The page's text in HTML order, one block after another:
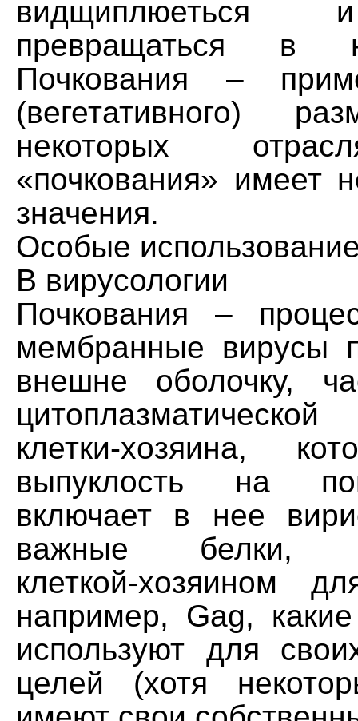
видщиплюеться
превращаться в
Почкования –
(вегетативного)
некоторых
«почкования» имеет
значения.
Особые
В вирусологии
Почкования –
мембранные вирусы
внешне оболочку,
клетки-хозяина,
выпуклость на
включает в нее
важные белки,
клеткой-хозяином
например, Gag,
используют для
целей (хотя